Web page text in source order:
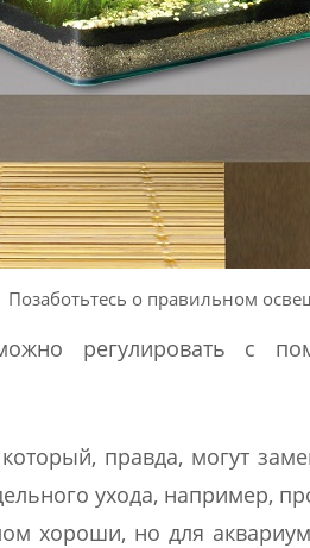
Позаботьтесь о правильном
регулировать с
правда, могут
ухода, например,
хороши, но для